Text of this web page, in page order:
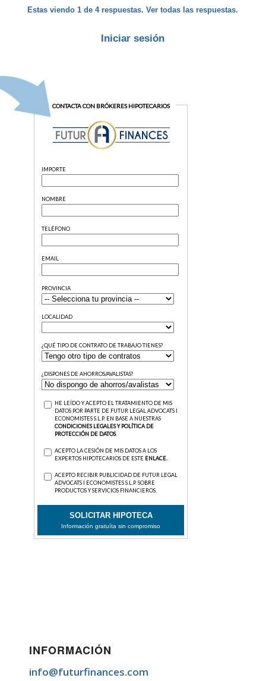
Estas viendo 1 de 4 respuestas. Ver todas las respuestas.
Iniciar sesión
INFORMACIÓN
info@futurfinances.com